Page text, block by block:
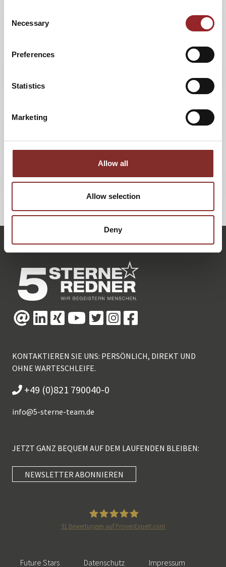
Selection
Necessary
Preferences
Statistics
Marketing
Allow all
Allow selection
Deny
erfolgreichsten Motorsportlerinnen weltweit. Als einzige
DTM und kann mit über 30 Jahren Berufserfahrung auf ein
enormes Fachwissen im Motorsport zurückgreifen. Diese
geballte Erfahrung lässt die 5 Sterne Rednerin in ihren
faszinierenden Vorträgen zur Zukunft der Mobilität
beschäftigt sich intensiv mit den neuesten Techniken im
Profi-Rennsport und in der Automobilindustrie.
Die Rallye Dakar startete am 7. Januar in der peruanischen
anspruchsvollen Etappen in Pisco-Lima.
KONTAKTIEREN SIE UNS: PERSÖNLICH, DIREKT UND
OHNE WARTESCHLEIFE.
+49 (0)821 790040-0
info@5-sterne-team.de
JETZT GANZ BEQUEM AUF DEM LAUFENDEN BLEIBEN:
NEWSLETTER ABONNIEREN
91 Bewertungen auf ProvenExpert.com
Future Stars Datenschutz Impressum
SEHR GUT